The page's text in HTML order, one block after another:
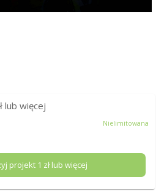
lub więcej
Nielimitowana
projekt 1 zł lub więcej